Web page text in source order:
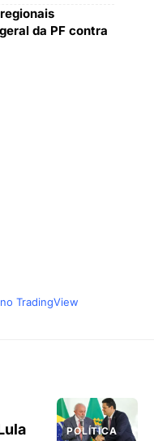
da PF contra
TradingView
POLÍTICA